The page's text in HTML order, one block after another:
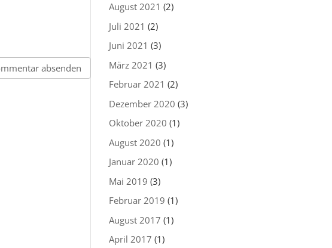
August 2021 (2)
Juli 2021 (2)
Juni 2021 (3)
März 2021 (3)
Februar 2021 (2)
Dezember 2020 (3)
Oktober 2020 (1)
August 2020 (1)
Januar 2020 (1)
Mai 2019 (3)
Februar 2019 (1)
August 2017 (1)
April 2017 (1)